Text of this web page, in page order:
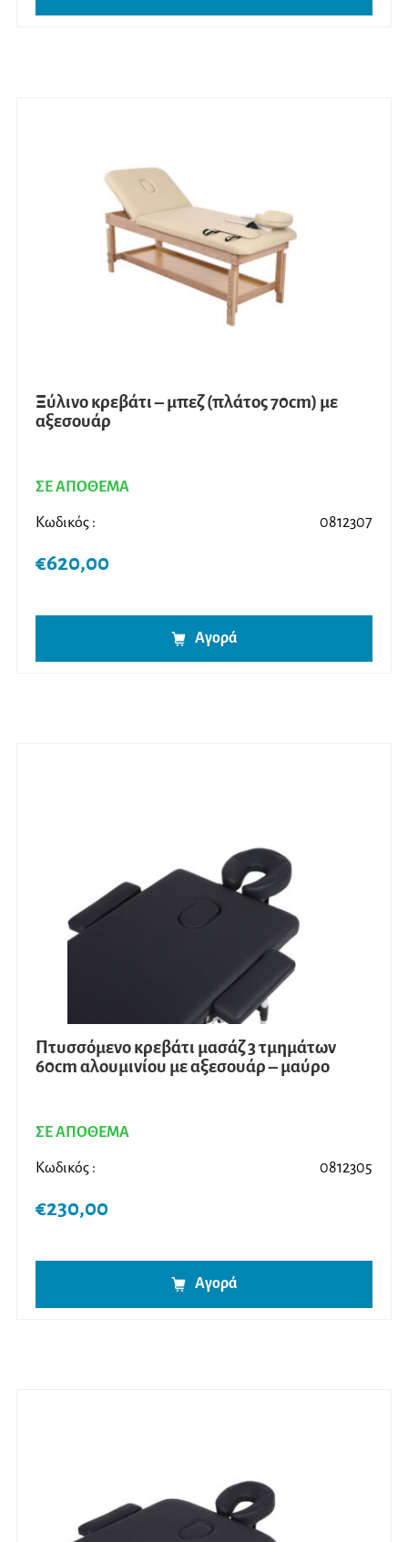
Ξύλινο κρεβάτι – μπεζ (πλάτος 70cm) με
αξεσουάρ
ΣΕ ΑΠΟΘΕΜΑ
Κωδικός : 0812307
€620,00
Αγορά
Πτυσσόμενο κρεβάτι μασάζ 3 τμημάτων
60cm αλουμινίου με αξεσουάρ – μαύρο
ΣΕ ΑΠΟΘΕΜΑ
Κωδικός : 0812305
€230,00
Αγορά